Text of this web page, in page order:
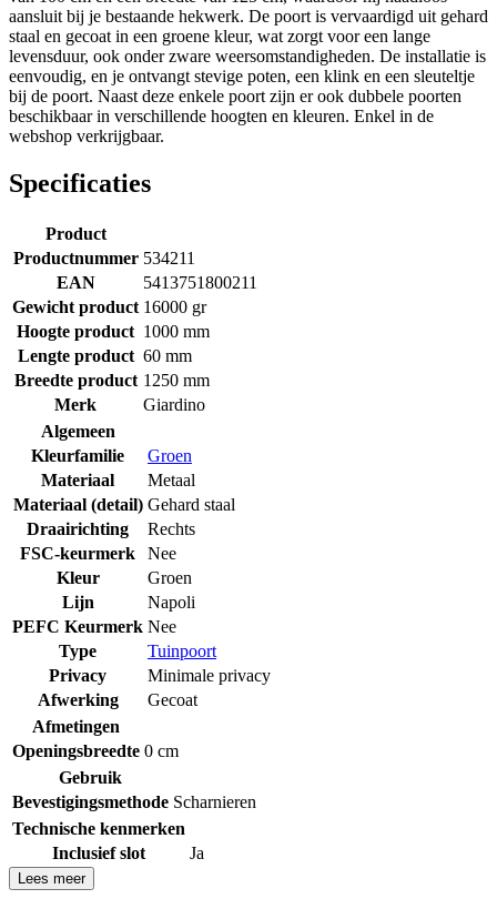
aansluit bij je bestaande hekwerk. De poort is vervaardigd uit gehard
staal en gecoat in een groene kleur, wat zorgt voor een lange
levensduur, ook onder zware weersomstandigheden. De installatie is
eenvoudig, en je ontvangt stevige poten, een klink en een sleuteltje
bij de poort. Naast deze enkele poort zijn er ook dubbele poorten
beschikbaar in verschillende hoogten en kleuren. Enkel in de
webshop verkrijgbaar.
Specificaties
Product
Productnummer 534211
EAN
5413751800211
Gewicht product 16000 gr
Hoogte product 1000 mm
Lengte product 60 mm
Breedte product 1250 mm
Merk
Giardino
Algemeen
Kleurfamilie
Groen
Materiaal
Metaal
Materiaal (detail) Gehard staal
Draairichting
Rechts
FSC-keurmerk
Nee
Kleur
Groen
Lijn
Napoli
PEFC Keurmerk Nee
Type
Tuinpoort
Privacy
Minimale privacy
Afwerking
Gecoat
Afmetingen
Openingsbreedte 0 cm
Gebruik
Bevestigingsmethode Scharnieren
Technische kenmerken
Inclusief slot
Ja
Lees meer